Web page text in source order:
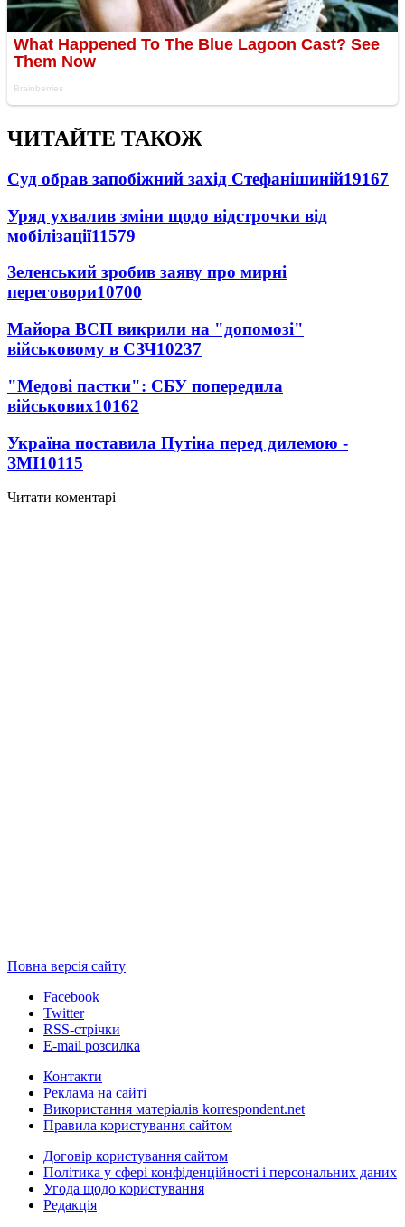
ЧИТАЙТЕ ТАКОЖ
Суд обрав запобіжний захід Стефанішиній19167
Уряд ухвалив зміни щодо відстрочки від
мобілізації11579
Зеленський зробив заяву про мирні
переговори10700
Майора ВСП викрили на "допомозі"
військовому в СЗЧ10237
"Медові пастки": СБУ попередила
військових10162
Україна поставила Путіна перед дилемою -
ЗМІ10115
Читати коментарі
Повна версія сайту
Facebook
Twitter
RSS-стрічки
E-mail розсилка
Контакти
Реклама на сайті
Використання матеріалів korrespondent.net
Правила користування сайтом
Договір користування сайтом
Політика у сфері конфіденційності і персональних даних
Угода щодо користування
Редакція